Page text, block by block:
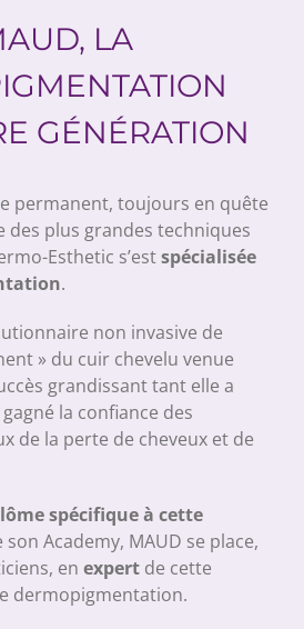
LA
GÉNÉRATION
permanent, toujours en quête
des plus grandes techniques
Esthetic s’estspécialisée
.
non invasive de
» du cuir chevelu venue
grandissant tant elle a
la confiance des
de la perte de cheveux et de
spécifique à cette
son Academy, MAUD se place,
en expert de cette
dermopigmentation.